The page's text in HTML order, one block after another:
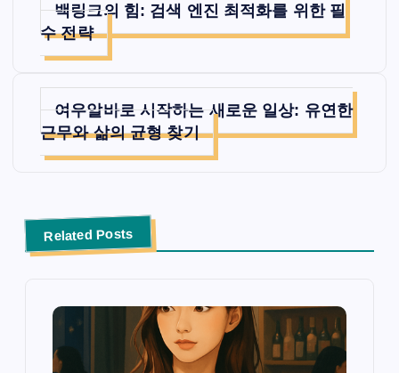
탐
색
백링크의 힘: 검색 엔진 최적화를 위한 필
수 전략
여우알바로 시작하는 새로운 일상: 유연한
근무와 삶의 균형 찾기
Related Posts